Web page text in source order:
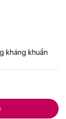
kháng khuẩn